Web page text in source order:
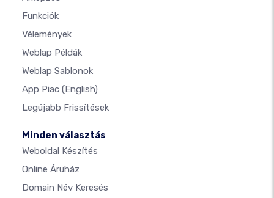
Funkciók
Vélemények
Weblap Példák
Weblap Sablonok
App Piac (English)
Legújabb Frissítések
Minden választás
Weboldal Készítés
Online Áruház
Domain Név Keresés